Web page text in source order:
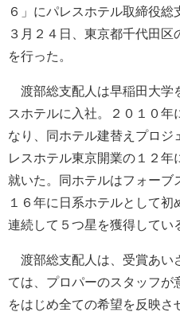
６」にパレスホテル取締役総
３月２４日、東京都千代田
を行った。
渡部総支配人は早稲田大学
スホテルに入社。２０１０年
なり、同ホテル建替えプロ
レスホテル東京開業の１２年
就いた。同ホテルはフォー
１６年に日系ホテルとして
連続して５つ星を獲得してい
渡部総支配人は、受賞あい
ては、プロパーのスタッフが
をはじめ全ての希望を反映